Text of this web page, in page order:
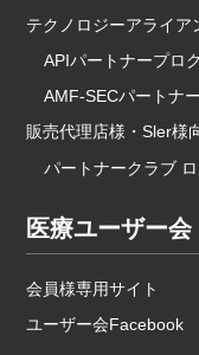
テクノロジーアライア
APIパートナープロ
AMF-SECパートナ
販売代理店様・Sler様
パートナークラブ
医療ユーザー会
会員様専用サイト
ユーザー会Facebook